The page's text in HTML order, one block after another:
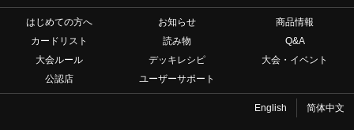
はじめての方へ お知らせ
商品情報
カードリスト
読み物
Q&A
大会ルール
デッキレシピ
大会・イベント
公認店
ユーザーサポート
English 简体中文